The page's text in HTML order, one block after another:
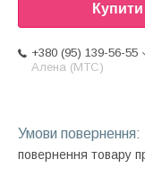
Купити
+380 (95) 139-56-55
Алена (МТС)
повернення товару